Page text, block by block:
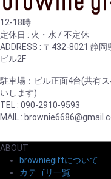
12-18時
定休日 : 火・水 / 不定休
ADDRESS : 〒432-8021 静
ビル2F
駐車場：ビル正面4台(共有
いします)
TEL : 090-2910-9593
MAIL :
ABOUT
browniegiftについて
カテゴリ一覧